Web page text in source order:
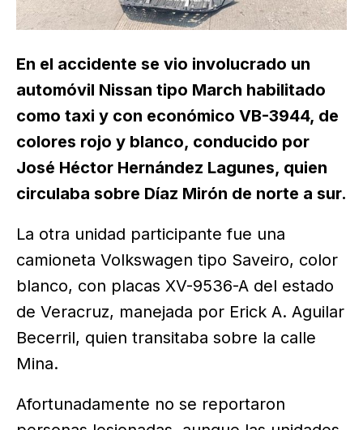
En el accidente se vio involucrado un
automóvil Nissan tipo March habilitado
como taxi y con económico VB-3944, de
colores rojo y blanco, conducido por
José Héctor Hernández Lagunes, quien
circulaba sobre Díaz Mirón de norte a sur.
La otra unidad participante fue una
camioneta Volkswagen tipo Saveiro, color
blanco, con placas XV-9536-A del estado
de Veracruz, manejada por Erick A. Aguilar
Becerril, quien transitaba sobre la calle
Mina.
Afortunadamente no se reportaron